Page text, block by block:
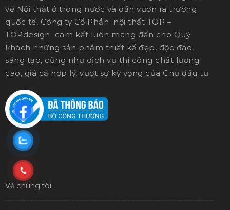
về Nội thất ở trong nước và dần vươn ra trường
quốc tế, Công ty Cổ Phần nội thất TOP –
TOPdesign cam kết luôn mang đến cho Quý
khách những sản phẩm thiết kế đẹp, độc đáo,
sáng tạo, cũng như dịch vụ thi công chất lượng
cao, giá cả hợp lý, vượt sự kỳ vọng của Chủ đầu tư.
Về chúng tôi